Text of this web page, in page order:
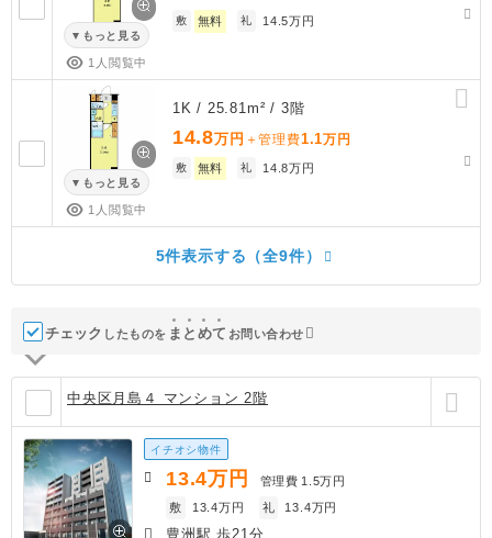
もっと見る
1人閲覧中
敷 無料 礼 14.5万円
もっと見る
1人閲覧中
1K / 25.81m² / 3階
14.8万円 ＋管理費1.1万円
敷 無料 礼 14.8万円
5件表示する（全9件）
チェック したものを ま と めて お問い合わせ
中央区月島４ マンション 2階
イチオシ物件
13.4万円 管理費 1.5万円
敷
13.4万円 礼 13.4万円
豊洲駅 歩21分